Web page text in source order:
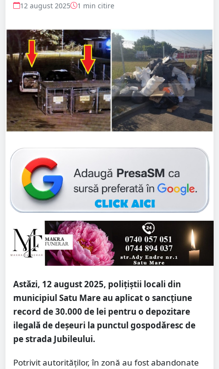
12 august 2025 1 min citire
Astăzi, 12 august 2025, polițiștii locali din
municipiul Satu Mare au aplicat o sancțiune
record de 30.000 de lei pentru o depozitare
ilegală de deșeuri la punctul gospodăresc de
pe strada Jubileului.
Potrivit autorităților, în zonă au fost abandonate